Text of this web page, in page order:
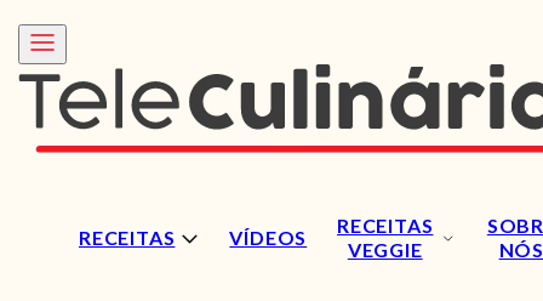
RECEITAS VÍDEOS
RECEITAS
VEGGIE
NÓS